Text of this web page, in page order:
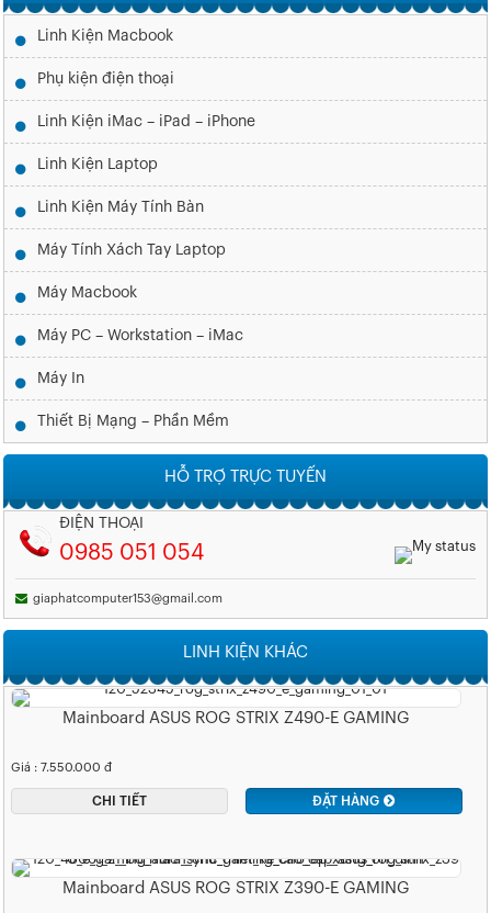
Linh Kiện Macbook
Phụ kiện điện thoại
Linh Kiện iMac – iPad – iPhone
Linh Kiện Laptop
Linh Kiện Máy Tính Bàn
Máy Tính Xách Tay Laptop
Máy Macbook
Máy PC – Workstation – iMac
Máy In
Thiết Bị Mạng – Phần Mềm
HỖ TRỢ TRỰC TUYẾN
ĐIỆN THOẠI
0985 051 054
giaphatcomputer153@gmail.com
LINH KIỆN KHÁC
Mainboard ASUS ROG STRIX Z490-E GAMING
Giá : 7.550.000 đ
CHI TIẾT ĐẶT HÀNG
Mainboard ASUS ROG STRIX Z390-E GAMING